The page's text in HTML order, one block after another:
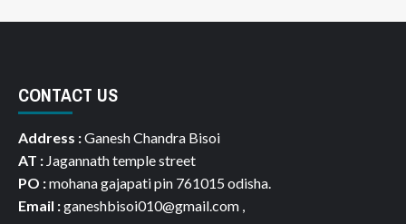
CONTACT US
Address :Ganesh Chandra Bisoi
AT : Jagannath temple street
PO :mohana gajapati pin 761015 odisha.
Email :ganeshbisoi010@gmail.com ,